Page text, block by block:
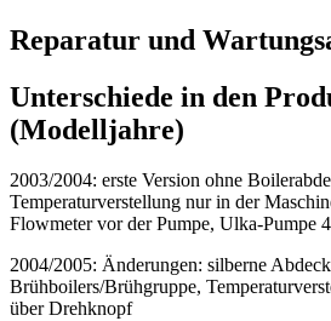
Reparatur und
Unterschiede in den
(Modelljahre)
2003/2004: erste Version ohne
Temperaturverstellung nur in der
Flowmeter vor der Pumpe, Ulka-Pumpe
2004/2005: Änderungen: silberne
Brühboilers/Brühgruppe,
über Drehknopf